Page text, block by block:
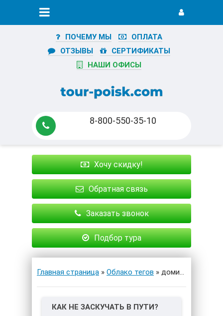
ПОЧЕМУ МЫ
ОПЛАТА
ОТЗЫВЫ
СЕРТИФИКАТЫ
НАШИ ОФИСЫ
8-800-550-35-10
Хочу скидку!
Обратная связь
Заказать звонок
Подбор тура
Главная страница » Облако тегов » домино
КАК НЕ ЗАСКУЧАТЬ В ПУТИ?